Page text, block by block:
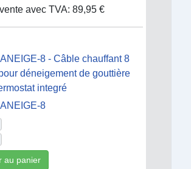
avec TVA: 89,95 €
8 - Câble chauffant 8
déneigement de gouttière
integré
8
au panier